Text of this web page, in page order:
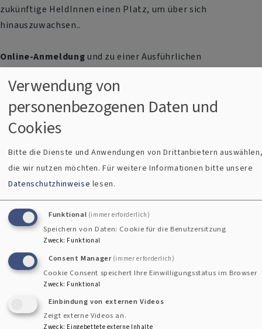
zukünftige HeldInnen einen Platz, um über sich
hinauszuwachsen..
Online-Anmeldungund zu einer Ausführlichen
Anmeldezeitraum:bis 31. Mai 2026
ACHTUNG: Anmeldungen sind nur über die Website möglich.
Anmeldungen via Telefon oder Mail sind nicht möglich!
Du hast noch Fragen?- Dann melde dich per Mail an
alexander.irmer@elkb.deoder per Telefon an 0163 378 13 64
Verwendung von
personenbezogenen Daten und
Cookies
Bitte die Dienste und Anwendungen von Drittanbietern
die wir nutzen möchten.Für weitere Informationen bitte unsere
Datenschutzhinweise lesen.
Funktional (immer erforderlich)
Speichern von Daten: Cookie für die Benutzersitzung
Zweck: Funktional
Consent Manager (immer erforderlich)
Cookie Consent speichert Ihre Einwilligungsstatus im Browser
Zweck: Funktional
Einbindung von externen Videos
Zeigt externe Videos an.
Zweck: Eingebettete externe Inhalte